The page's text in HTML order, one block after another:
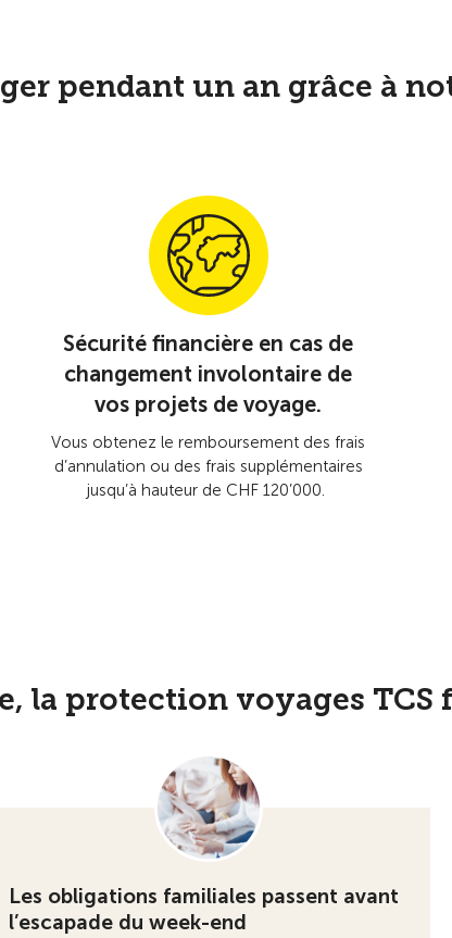
pendant un an grâce à
Sécurité financière en cas de
changement involontaire de
vos projets de voyage.
Vous obtenez le remboursement des frais
d’annulation ou des frais supplémentaires
jusqu’à hauteur de CHF 120’000.
la protection voyages
Les obligations familiales passent avant
l’escapade du week-end